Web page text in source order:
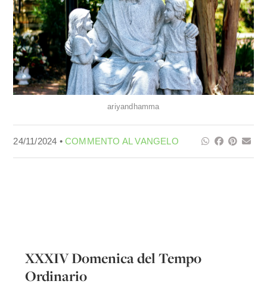
ariyandhamma
24/11/2024 •COMMENTO AL VANGELO
XXXIV Domenica del Tempo
Ordinario